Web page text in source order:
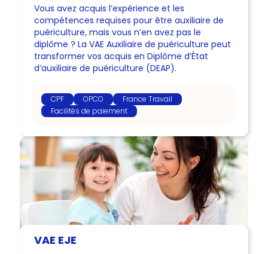
Vous avez acquis l’expérience et les
compétences requises pour être auxiliaire de
puériculture, mais vous n’en avez pas le
diplôme ? La VAE Auxiliaire de puériculture peut
transformer vos acquis en Diplôme d’État
d’auxiliaire de puériculture (DEAP).
CPF OPCO
France Travail
Facilités de paiement
VAE EJE